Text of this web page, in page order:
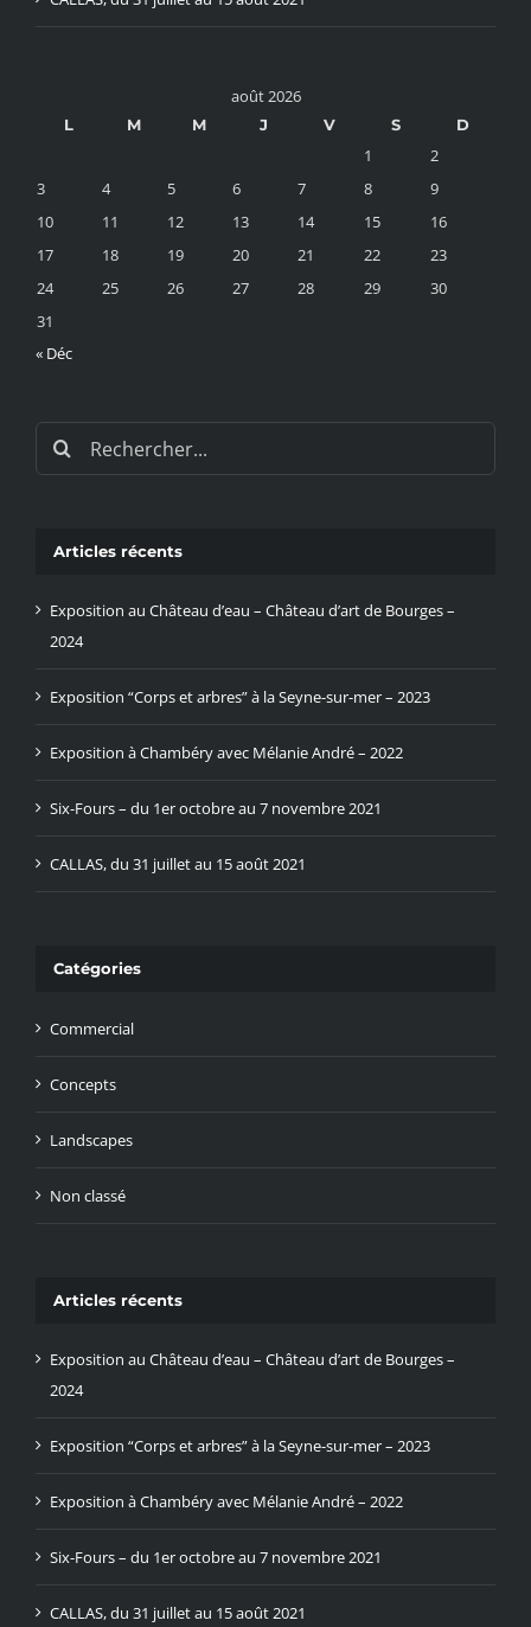
août 2026
L M M J V S D
1
2
3
4 5 6 7 8
9
10
11 12 13 14 15
16
17
18 19 20 21 22
23
24
25 26 27 28 29
30
31
« Déc
Rechercher:
Articles récents
Exposition au Château d’eau – Château d’art de Bourges –
2024
Exposition “Corps et arbres” à la Seyne-sur-mer – 2023
Exposition à Chambéry avec Mélanie André – 2022
Six-Fours – du 1er octobre au 7 novembre 2021
CALLAS, du 31 juillet au 15 août 2021
Catégories
Commercial
Concepts
Landscapes
Non classé
Articles récents
Exposition au Château d’eau – Château d’art de Bourges –
2024
Exposition “Corps et arbres” à la Seyne-sur-mer – 2023
Exposition à Chambéry avec Mélanie André – 2022
Six-Fours – du 1er octobre au 7 novembre 2021
CALLAS, du 31 juillet au 15 août 2021